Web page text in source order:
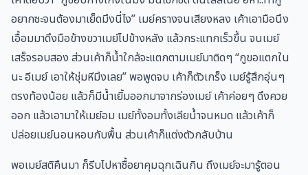
อยากซะจนต้องมาเย็ดมึงนี่ไง” เมย์ครางจนเสียงหลง เค้าเอามือนึง
เอื้อมมาดึงมือข้างขวาเมย์ไปข้างหลัง แล้วกระแทกเร็วขึ้น จนเมย์
เสร็จรอบสอง ส่วนเค้าก็น้ำใกล้จะแตกตามเมย์มาติดๆ “กูขอแตกใน
นะ อีเมย์ เอาให้ชุ่มหีมึงเลย” พอพูดจบ เค้าก็ตัวเกร็ง เมย์รู้สึกอุ่นๆ
ตรงท้องน้อย แล้วก็มีน้ำเยิ้มออกมาจากร่องเมย์ เค้าค่อยๆ ดึงควย
ออก แล้วเอามาให้เมย์อม เมย์ทั้งอมทั้งเลียน้ำจนหมด แล้วเค้าก็
ปล่อยเมย์นอนหอบกับพื้น ส่วนเค้าก็แต่งตัวกลับบ้าน
พอเมย์สติคืนมา ก็รีบไปหาซื้อยาคุมฉุกเฉินกิน ถึงเมย์จะมารู้ตอน